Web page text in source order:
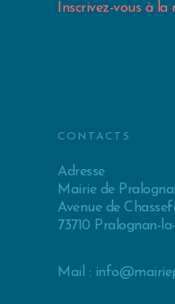
Inscrivez-vous à
CONTACTS
Adresse
Mairie de
Avenue de
73710 Pralognan-
Mail :